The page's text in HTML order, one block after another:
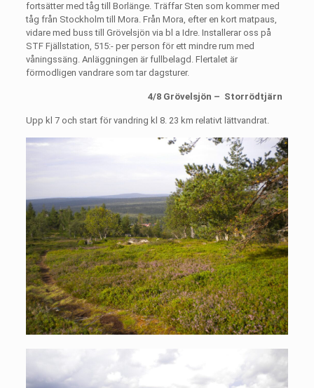
fortsätter med tåg till Borlänge. Träffar Sten som kommer med
tåg från Stockholm till Mora. Från Mora, efter en kort matpaus,
vidare med buss till Grövelsjön via bl a Idre. Installerar oss på
STF Fjällstation, 515:- per person för ett mindre rum med
våningssäng. Anläggningen är fullbelagd. Flertalet är
förmodligen vandrare som tar dagsturer.
4/8 Grövelsjön – Storrödtjärn
Upp kl 7 och start för vandring kl 8. 23 km relativt lättvandrat.